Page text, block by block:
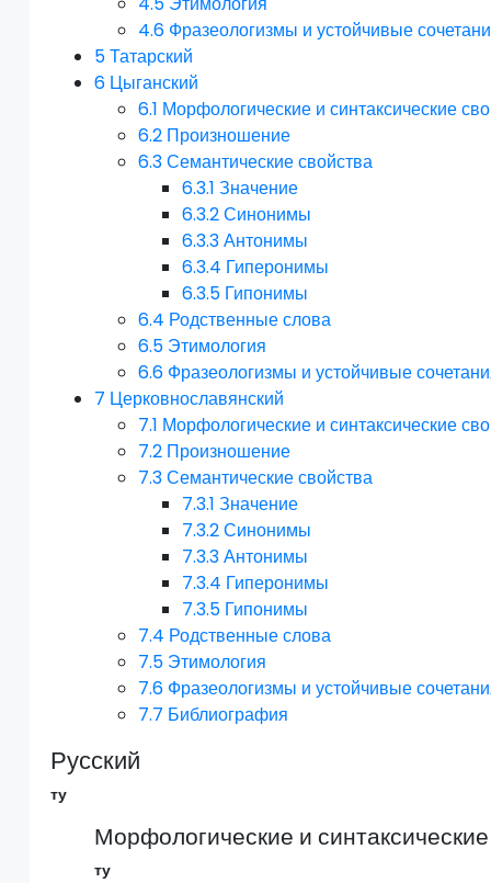
4.6 Фразеологизмы и устойчивые
5Татарский
6 Цыганский
6.1 Морфологические и синтаксические
6.2 Произношение
6.3Семантические свойства
6.3.1 Значение
6.3.2Синонимы
6.3.3Антонимы
6.3.4 Гиперонимы
6.3.5 Гипонимы
6.4 Родственные слова
6.5 Этимология
6.6 Фразеологизмы и устойчивые
7 Церковнославянский
7.1 Морфологические и синтаксические
7.2 Произношение
7.3Семантические свойства
7.3.1 Значение
7.3.2Синонимы
7.3.3Антонимы
7.3.4 Гиперонимы
7.3.5 Гипонимы
7.4 Родственные слова
7.5 Этимология
7.6 Фразеологизмы и устойчивые
7.7 Библиография
Русский
ту
Морфологические и
ту